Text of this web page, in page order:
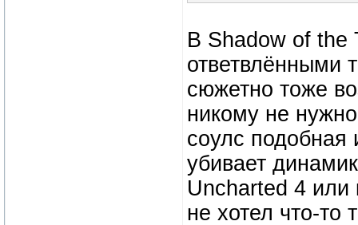
В Shadow of the
ответвлёнными
сюжетно тоже
никому не
соулс подобная
убивает
Uncharted 4 или
не хотел что-то